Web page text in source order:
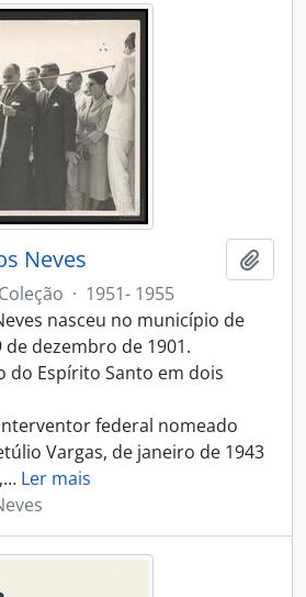
Neves
Coleção · 1951- 1955
nasceu no município de
de dezembro de 1901.
do Espírito Santo em dois
federal nomeado
Vargas, de janeiro de 1943
… Ler mais